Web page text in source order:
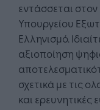
εντάσσεται
Υπουργείου
Ελληνισμό.
αξιοποίηση
σχετικά με τις
και